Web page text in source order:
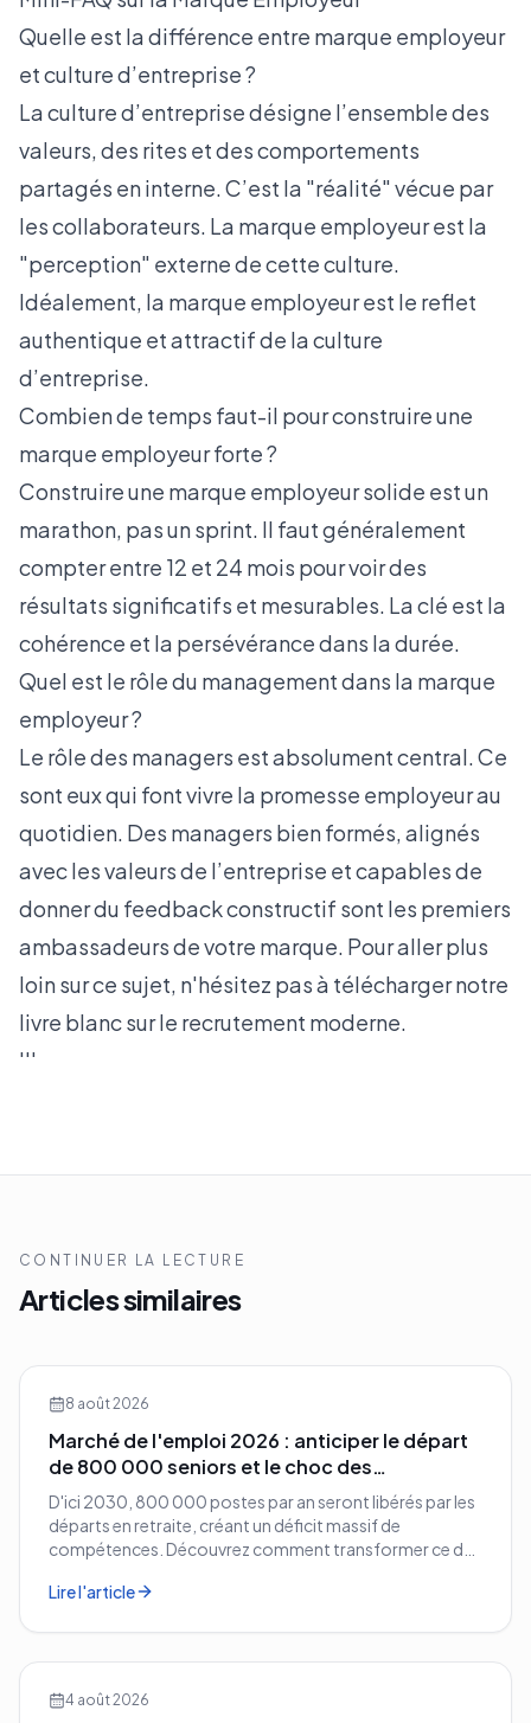
Quelle est la différence entre marque employeur
et culture d’entreprise ?
La culture d’entreprise désigne l’ensemble des
valeurs, des rites et des comportements
partagés en interne. C’est la "réalité" vécue par
les collaborateurs. La marque employeur est la
"perception" externe de cette culture.
Idéalement, la marque employeur est le reflet
authentique et attractif de la culture
d’entreprise.
Combien de temps faut-il pour construire une
marque employeur forte ?
Construire une marque employeur solide est un
marathon, pas un sprint. Il faut généralement
compter entre 12 et 24 mois pour voir des
résultats significatifs et mesurables. La clé est la
cohérence et la persévérance dans la durée.
Quel est le rôle du management dans la marque
employeur ?
Le rôle des managers est absolument central. Ce
sont eux qui font vivre la promesse employeur au
quotidien. Des managers bien formés, alignés
avec les valeurs de l’entreprise et capables de
donner du feedback constructif sont les premiers
ambassadeurs de votre marque. Pour aller plus
loin sur ce sujet, n'hésitez pas à télécharger notre
livre blanc sur le recrutement moderne.
'''
CONTINUER LA LECTURE
Articles similaires
8 août 2026
Marché de l'emploi 2026 : anticiper le départ
de 800 000 seniors et le choc des
compétences
D'ici 2030, 800 000 postes par an seront libérés par les
départs en retraite, créant un déficit massif de
compétences. Découvrez comment transformer ce défi
entreprise.
Lire l'article
4 août 2026